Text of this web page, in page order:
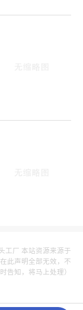
工厂 本站资源来源于
此声明全部无效，不
告知，将马上处理）